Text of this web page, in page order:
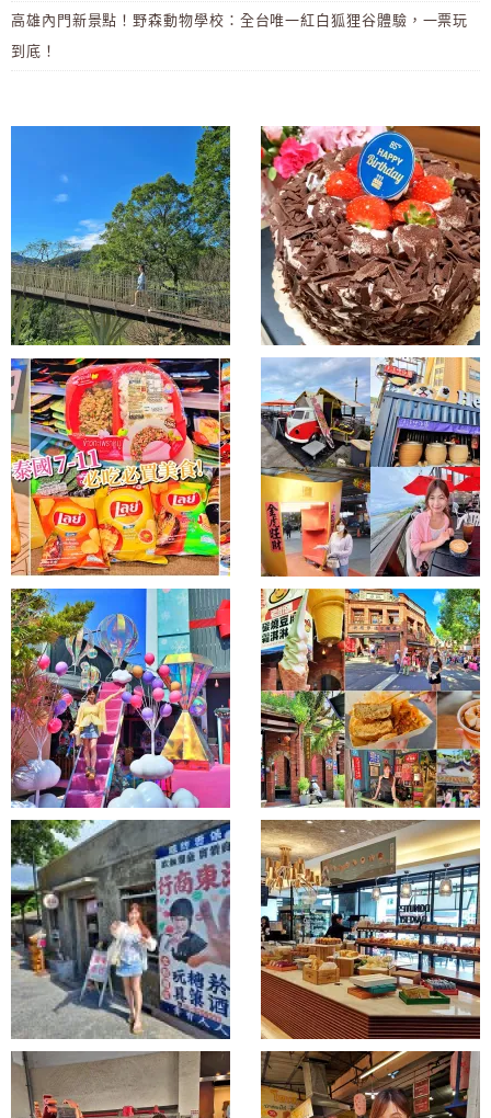
高雄內門新景點！野森動物學校：全台唯一紅白狐狸谷體驗，一票玩
到底！